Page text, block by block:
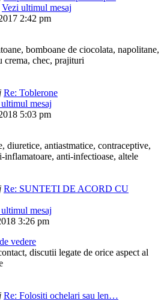
Vezi ultimul mesaj
2:42 pm
bomboane de ciocolata, napolitane,
crema, chec, prajituri
Re: Toblerone
mesaj
5:03 pm
diuretice, antiastmatice, contraceptive,
inflamatoare, anti-infectioase, altele
Re: SUNTETI DE ACORD CU
mesaj
3:26 pm
vedere
discutii legate de orice aspect al
Re: Folositi ochelari sau len…